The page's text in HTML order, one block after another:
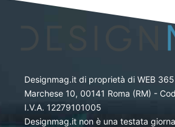
Designmag.it di proprietà di WEB
Marchese 10, 00141 Roma (RM) -
I.V.A. 12279101005
Designmag.it non è una testata